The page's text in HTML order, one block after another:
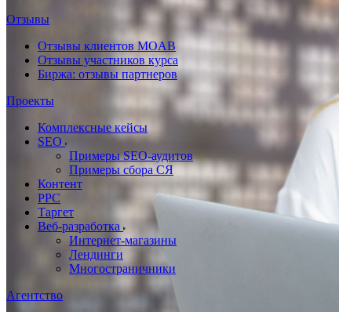
Отзывы
Отзывы клиентов MOAB
Отзывы участников курса
Биржа: отзывы партнеров
Проекты
Комплексные кейсы
SEO
Примеры SEO-аудитов
Примеры сбора СЯ
Контент
PPC
Таргет
Веб-разработка
Интернет-магазины
Лендинги
Многостраничники
Агентство